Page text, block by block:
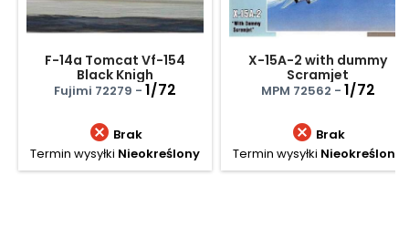
F-14a Tomcat Vf-154
Black Knigh
Fujimi 72279 - 1/72
 Brak
Termin wysyłki Nieokreślony
X-15A-2 with dummy
Scramjet
MPM 72562 - 1/72
 Brak
Termin wysyłki Nieokreślony